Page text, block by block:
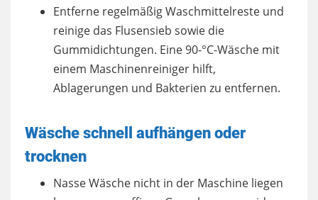
Entferne regelmäßig Waschmittelreste und
reinige das Flusensieb sowie die
Gummidichtungen. Eine 90-°C-Wäsche mit
einem Maschinenreiniger hilft,
Ablagerungen und Bakterien zu entfernen.
Wäsche schnell aufhängen oder
trocknen
Nasse Wäsche nicht in der Maschine liegen